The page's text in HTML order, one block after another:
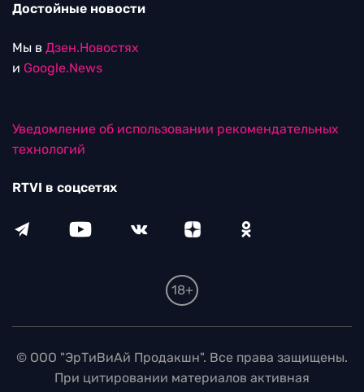
Достойные новости
Мы в Дзен.Новостях
и Google.News
Уведомление об использовании рекомендательных
технологий
RTVI в соцсетях
18+
© ООО "ЭрТиВиАй Продакшн". Все права защищены.
При цитировании материалов активная